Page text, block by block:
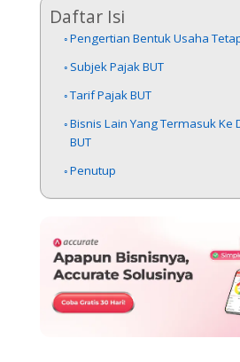
Daftar Isi
Pengertian Bentuk Usaha
Subjek Pajak BUT
Tarif Pajak BUT
Bisnis Lain Yang Termasuk Ke
BUT
Penutup